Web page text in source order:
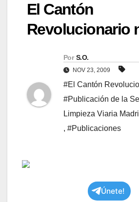
El Cantón
Revolucionario
Por S.O.
NOV 23, 2009
#El Cantón
#Publicación de la
Limpieza Viaria
, #Publicaciones
Únete!